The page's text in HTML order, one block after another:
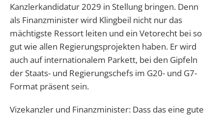
Kanzlerkandidatur 2029 in Stellung bringen. Denn
als Finanzminister wird Klingbeil nicht nur das
mächtigste Ressort leiten und ein Vetorecht bei so
gut wie allen Regierungsprojekten haben. Er wird
auch auf internationalem Parkett, bei den Gipfeln
der Staats- und Regierungschefs im G20- und G7-
Format präsent sein.
Vizekanzler und Finanzminister: Dass das eine gute